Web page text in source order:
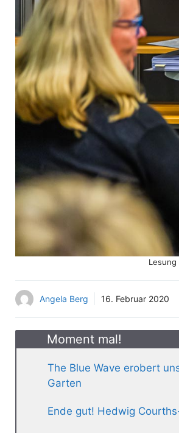
Angela Berg 16. Februar 2020
Moment mal!
The Blue Wave erobert
Garten
Ende gut! Hedwig